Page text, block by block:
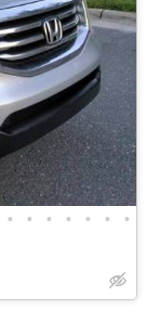
• • • • • • •